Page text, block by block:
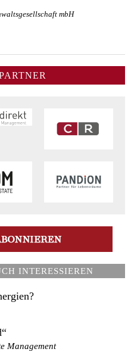
mbH
INTERESSIEREN
Management